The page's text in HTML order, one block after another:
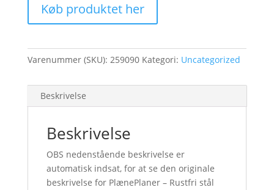
Køb produktet her
Varenummer (SKU): 259090 Kategori: Uncategorized
Beskrivelse
Beskrivelse
OBS nedenstående beskrivelse er
automatisk indsat, for at se den originale
beskrivelse for PlænePlaner – Rustfri stål